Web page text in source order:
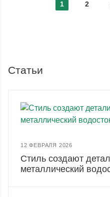
1 2
Статьи
12 ФЕВРАЛЯ 2026
Стиль создают
металлический